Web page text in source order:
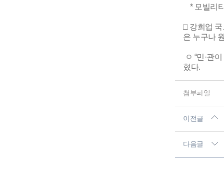
* 모빌리
□ 강희업 국
은 누구나
ㅇ “민·관
혔다.
첨부파일
이전글
다음글